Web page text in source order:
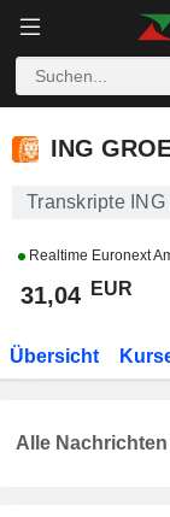
ING GROEP
ING
Transkripte ING
Realtime Euronext
31,04 EUR
Übersicht
Alle Nachrichten